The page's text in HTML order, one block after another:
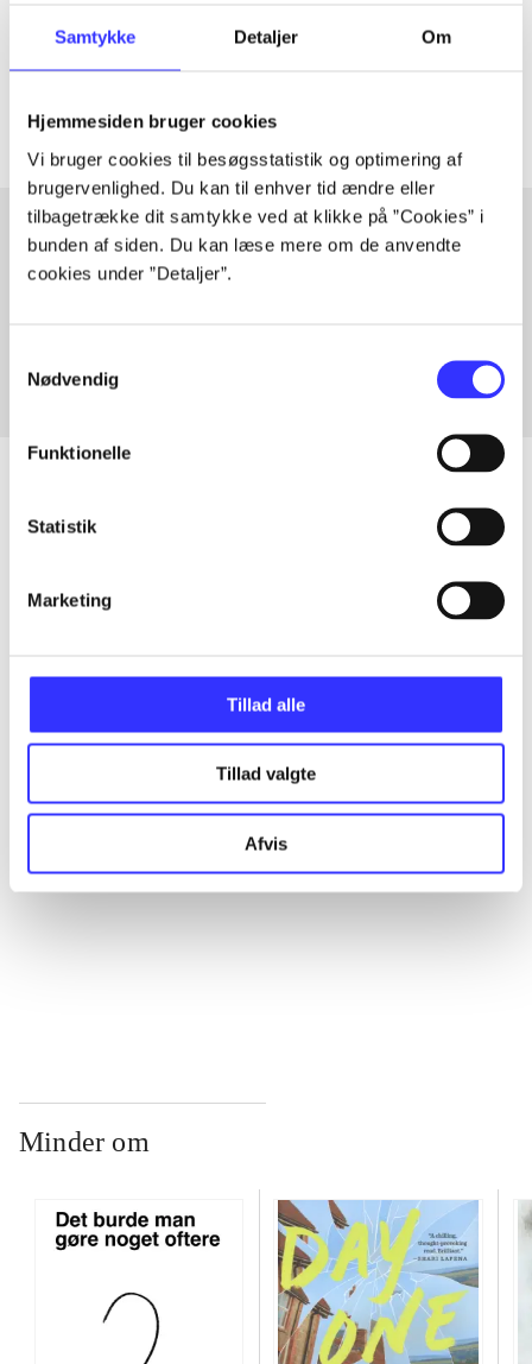
Samtykke Detaljer Om
Hjemmesiden bruger cookies
Vi bruger cookies til besøgsstatistik og optimering af
brugervenlighed. Du kan til enhver tid ændre eller
tilbagetrække dit samtykke ved at klikke på ”Cookies” i
bunden af siden. Du kan læse mere om de anvendte
cookies under ”Detaljer”.
Nødvendig
Funktionelle
Statistik
Marketing
Tillad alle
Tillad valgte
Afvis
Tidsskrift
Artiklerne i handler ofte om
Artikler med samme emner
...
...
Minder om